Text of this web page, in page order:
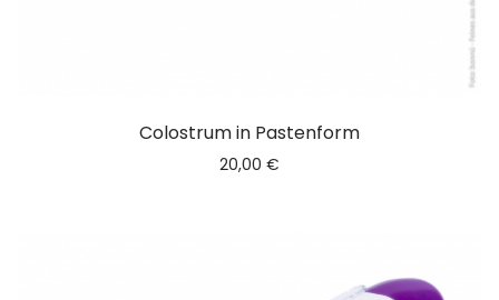
Colostrum in Pastenform
20,00 €